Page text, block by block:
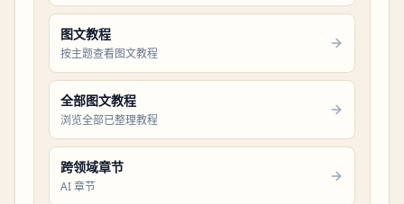
图文教程
按主题查看图文教程
全部图文教程
浏览全部已整理教程
跨领域章节
AI 章节